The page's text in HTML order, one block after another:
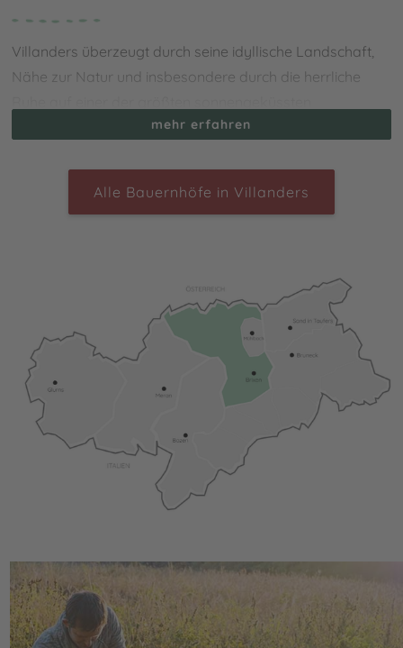
Villanders überzeugt durch seine idyllische Landschaft,
Nähe zur Natur und insbesondere durch die herrliche
Hochalmen in Südtirol. Dabei ist das Dorf umgeben von
Bauernhofurlaub in Villanderskannst Du die Natur beim
teilweise bis in die Dolomiten reichen, entdecken. Es
erwarten Dich des Weiteren viele kulturelle Highlights wie
beispielsweise die zahlreichen Schlösser sowie das
Silberbergwerk von Villanders, die Burg Gravetsch und
das Schloss Gernstein.
mehr erfahren
Alle Bauernhöfe in Villanders